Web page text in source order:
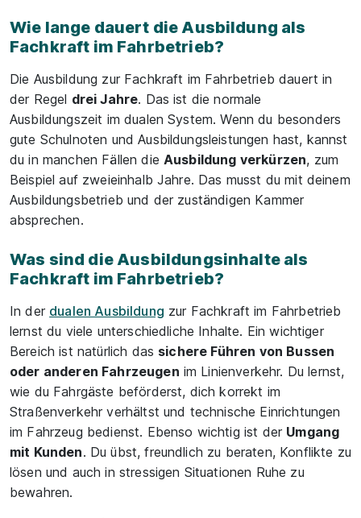
Wie lange dauert die Ausbildung als
Fachkraft im Fahrbetrieb?
Die Ausbildung zur Fachkraft im Fahrbetrieb dauert in
der Regel drei Jahre. Das ist die normale
Ausbildungszeit im dualen System. Wenn du besonders
gute Schulnoten und Ausbildungsleistungen hast, kannst
du in manchen Fällen dieAusbildung verkürzen, zum
Beispiel auf zweieinhalb Jahre. Das musst du mit deinem
Ausbildungsbetrieb und der zuständigen Kammer
absprechen.
Was sind die Ausbildungsinhalte als
Fachkraft im Fahrbetrieb?
In der dualen Ausbildung zur Fachkraft im Fahrbetrieb
lernst du viele unterschiedliche Inhalte. Ein wichtiger
Bereich ist natürlich das sichere Führen von Bussen
oder anderen Fahrzeugen im Linienverkehr. Du lernst,
wie du Fahrgäste beförderst, dich korrekt im
Straßenverkehr verhältst und technische Einrichtungen
im Fahrzeug bedienst. Ebenso wichtig ist der Umgang
mit Kunden. Du übst, freundlich zu beraten, Konflikte zu
lösen und auch in stressigen Situationen Ruhe zu
bewahren.